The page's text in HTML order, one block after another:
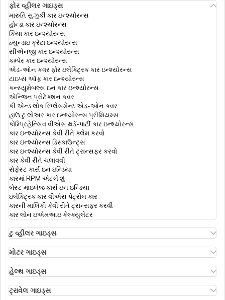
સિનિયર સિટિઝન માટે નવા ઇન્કમ ટેક્સ સ્લેબ
ફોર્મ 16A ડાઉનલોડ કરો
ઇન્કમ ટેક્સ કાયદાની કલમ 194A
ઇન્કમ ટેક્સ રીટર્ન ફોર્મ્સ
ITR ફોર્મ 26AS
ટીડીએસ
ઇન્કમ ટેક્ષ એક્ટની સેક્શન 194C
ફોર વ્હીલર ગાઇડ્સ
મારુતિ સુઝુકી કાર ઇન્શ્યોરન્સ
હોન્ડા કાર ઇન્શ્યોરન્સ
કિયા કાર ઇન્શ્યોરન્સ
હ્યુન્ડાઇ ક્રેટા ઇન્શ્યોરન્સ
સીએનજી કાર ઇન્શ્યોરન્સ
કમ્પેર કાર ઇન્શ્યોરન્સ
એડ-ઓન કવર ફોર ઇલેક્ટ્રિક કાર ઇન્શ્યોરન્સ
ટાઇપ્સ ઑફ કાર ઇન્શ્યોરન્સ
કન્સ્યુમેબલ્સ ઇન કાર ઇન્શ્યોરન્સ
એન્જિન પ્રોટેક્શન કવર
કી એન્ડ લોક રિપ્લેસમેન્ટ એડ-ઓન કવર
હાઉ ટુ લોઅર કાર ઇન્શ્યોરન્સ પ્રીમિયમ્સ
કોમ્પ્રિહેન્સિવ વીએસ થર્ડ-પાર્ટી કાર ઇન્શ્યોરન્સ
કાર ઇન્શ્યોરન્સ કેવી રીતે ક્લેમ કરવો
કાર ઇન્શ્યોરન્સ ડિસ્કાઉન્ટ્સ
કાર ઇન્શ્યોરન્સ કેવી રીતે ટ્રાન્સફર કરવો
કાર કેવી રીતે ચલાવવી
સેફેસ્ટ કાર્સ ઇન ઇન્ડિયા
કારમાં RPM એટલે શું
બેસ્ટ માઇલેજ કાર્સ ઇન ઇન્ડિયા
ઇલેક્ટ્રિક કાર વીએસ પેટ્રોલ કાર
કારની માલિકી કેવી રીતે ટ્રાન્સફર કરવી
કાર લોન ઇએમઆઇ કેલ્ક્યુલેટર
ટુ વ્હીલર ગાઇડ્સ
એથર એનર્જી બાઇક ઇન્શ્યોરન્સ
હીરો સ્પ્લેન્ડર બાઇક ઇન્શ્યોરન્સ
હીરો એચએફ ડિલક્સ ઇન્શ્યોરન્સ
રોયલ એનફિલ્ડ ક્લાસિક ઇન્શ્યોરન્સ
હોન્ડા બાઇક ઇન્શ્યોરન્સ
બાઇક ઇન્શ્યોરન્સ રિન્યુઅલ
મોટર ગાઇડ્સ
ટાઇપ્સ ઑફ મોટર ઇન્શ્યોરન્સ
કોમ્પ્રિહેન્સિવ વીએસ ઝીરો ડિપ્રિસિયેશન ઇન્શ્યોરન્સ
રોડસાઇડ અસિસ્ટન્સ કવર
પી.એ. કવર ઇન મોટર ઇન્શ્યોરન્સ
હેલ્થ ગાઇડ્સ
હેલ્થ ઇન્શ્યોરન્સ ફોર એનઆરઆઈ પેરેન્ટ્સ
ટ્રાવેલ ગાઇડ્સ